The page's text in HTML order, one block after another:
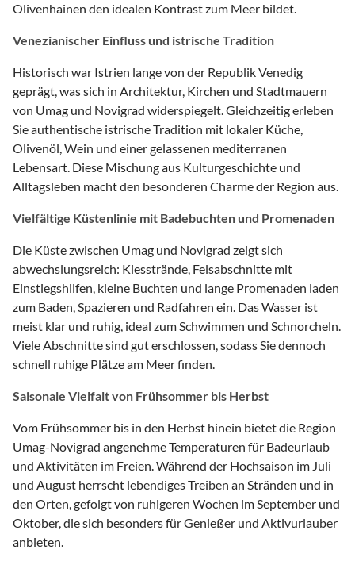
Olivenhainen den idealen Kontrast zum Meer bildet.
Venezianischer Einfluss und istrische Tradition
Historisch war Istrien lange von der Republik Venedig
geprägt, was sich in Architektur, Kirchen und Stadtmauern
von Umag und Novigrad widerspiegelt. Gleichzeitig erleben
Sie authentische istrische Tradition mit lokaler Küche,
Olivenöl, Wein und einer gelassenen mediterranen
Lebensart. Diese Mischung aus Kulturgeschichte und
Alltagsleben macht den besonderen Charme der Region aus.
Vielfältige Küstenlinie mit Badebuchten und Promenaden
Die Küste zwischen Umag und Novigrad zeigt sich
abwechslungsreich: Kiesstrände, Felsabschnitte mit
Einstiegshilfen, kleine Buchten und lange Promenaden laden
zum Baden, Spazieren und Radfahren ein. Das Wasser ist
meist klar und ruhig, ideal zum Schwimmen und Schnorcheln.
Viele Abschnitte sind gut erschlossen, sodass Sie dennoch
schnell ruhige Plätze am Meer finden.
Saisonale Vielfalt von Frühsommer bis Herbst
Vom Frühsommer bis in den Herbst hinein bietet die Region
Umag-Novigrad angenehme Temperaturen für Badeurlaub
und Aktivitäten im Freien. Während der Hochsaison im Juli
und August herrscht lebendiges Treiben an Stränden und in
den Orten, gefolgt von ruhigeren Wochen im September und
Oktober, die sich besonders für Genießer und Aktivurlauber
anbieten.